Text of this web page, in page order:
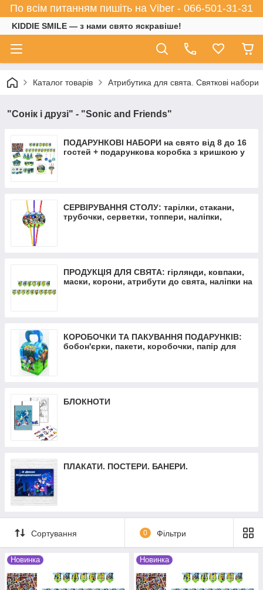
По всім питанням пишіть на Viber - 066-501-31-31
KIDDIE SMILE — з нами свято яскравіше!
Каталог товарів Атрибутика для свята. Святкові набори
"Сонік і друзі" - "Sonic and Friends"
ПОДАРУНКОВІ НАБОРИ на свято від 8 до 16
гостей + подарункова коробка з кришкою у
СЕРВІРУВАННЯ СТОЛУ: тарілки, стакани,
трубочки, серветки, топпери, наліпки,
ПРОДУКЦІЯ ДЛЯ СВЯТА: гірлянди, ковпаки,
маски, корони, атрибути до свята, наліпки на
КОРОБОЧКИ ТА ПАКУВАННЯ ПОДАРУНКІВ:
бобон'єрки, пакети, коробочки, папір для
БЛОКНОТИ
ПЛАКАТИ. ПОСТЕРИ. БАНЕРИ.
Сортування 0 Фільтри
Новинка Новинка